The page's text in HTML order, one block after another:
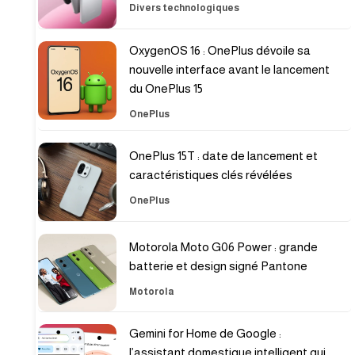
Divers technologiques
OxygenOS 16 : OnePlus dévoile sa
nouvelle interface avant le lancement
du OnePlus 15
OnePlus
OnePlus 15T : date de lancement et
caractéristiques clés révélées
OnePlus
Motorola Moto G06 Power : grande
batterie et design signé Pantone
Motorola
Gemini for Home de Google :